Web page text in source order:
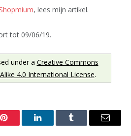
Shopmium, lees mijn artikel.
tot 09/06/19.
under a Creative Commons
4.0 International License.
Pinterest LinkedInTumblr Email